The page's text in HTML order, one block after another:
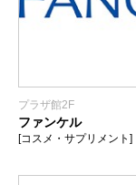
プラザ館2F
ファンケル
[コスメ・サプリメント]